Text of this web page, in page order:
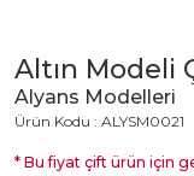
Altın Modeli
Alyans Modelleri
Ürün Kodu : ALYSM0021
* Bu fiyat çift ürün için